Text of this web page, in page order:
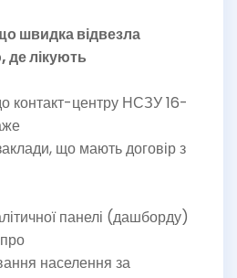
швидка відвезла
де лікують
контакт-центру НСЗУ 16-
що мають договір з
панелі (дашборду)
населення за